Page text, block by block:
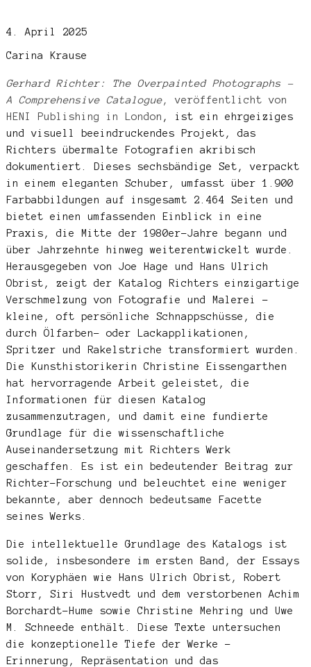
4. April 2025
Carina Krause
Gerhard Richter: The Overpainted Photographs –
A Comprehensive Catalogue, veröffentlicht von
HENI Publishing in London , ist ein ehrgeiziges
und visuell beeindruckendes Projekt, das
Richters übermalte Fotografien akribisch
dokumentiert. Dieses sechsbändige Set, verpackt
in einem eleganten Schuber, umfasst über 1.900
Farbabbildungen auf insgesamt 2.464 Seiten und
bietet einen umfassenden Einblick in eine
Praxis, die Mitte der 1980er-Jahre begann und
über Jahrzehnte hinweg weiterentwickelt wurde.
Herausgegeben von Joe Hage und Hans Ulrich
Obrist, zeigt der Katalog Richters einzigartige
Verschmelzung von Fotografie und Malerei –
kleine, oft persönliche Schnappschüsse, die
durch Ölfarben- oder Lackapplikationen,
Spritzer und Rakelstriche transformiert wurden.
Die Kunsthistorikerin Christine Eissengarthen
hat hervorragende Arbeit geleistet, die
Informationen für diesen Katalog
zusammenzutragen, und damit eine fundierte
Grundlage für die wissenschaftliche
Auseinandersetzung mit Richters Werk
geschaffen. Es ist ein bedeutender Beitrag zur
Richter-Forschung und beleuchtet eine weniger
bekannte, aber dennoch bedeutsame Facette
seines Werks.
Die intellektuelle Grundlage des Katalogs ist
solide, insbesondere im ersten Band, der Essays
von Koryphäen wie Hans Ulrich Obrist, Robert
Storr, Siri Hustvedt und dem verstorbenen Achim
Borchardt-Hume sowie Christine Mehring und Uwe
M. Schneede enthält. Diese Texte untersuchen
die konzeptionelle Tiefe der Werke –
Erinnerung, Repräsentation und das